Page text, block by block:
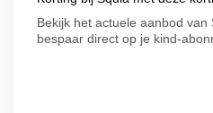
Bekijk het actuele aanbod van
bespaar direct op je kind-